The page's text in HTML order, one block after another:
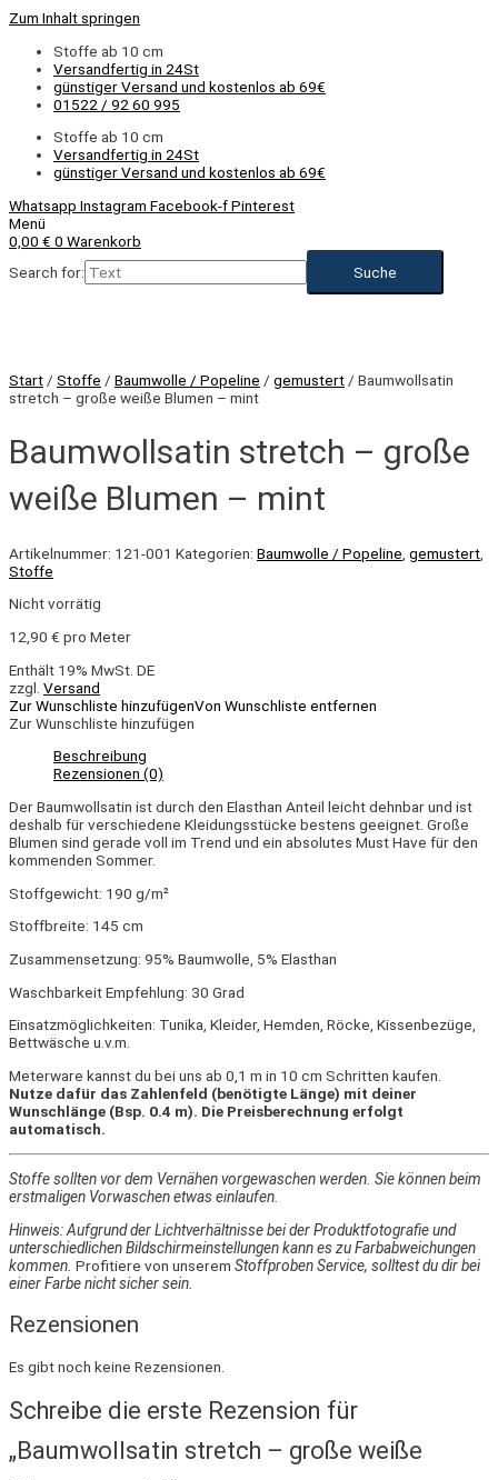
Zum Inhalt springen
Stoffe ab 10 cm
Versandfertig in 24St
günstiger Versand und kostenlos ab 69€
01522 / 92 60 995
Stoffe ab 10 cm
Versandfertig in 24St
günstiger Versand und kostenlos ab 69€
Whatsapp Instagram Facebook-fPinterest
Menü
0,00 € 0 Warenkorb
Search for:
Start / Stoffe / Baumwolle / Popeline / gemustert / Baumwollsatin
stretch – große weiße Blumen – mint
Baumwollsatin stretch – große
weiße Blumen – mint
Artikelnummer: 121-001 Kategorien: Baumwolle / Popeline gemustert
Stoffe
Nicht vorrätig
12,90 € pro Meter
Enthält 19% MwSt. DE
zzgl. Versand
Zur Wunschliste hinzufügenVon Wunschliste entfernen
Zur Wunschliste hinzufügen
Beschreibung
Rezensionen (0)
Der Baumwollsatin ist durch den Elasthan Anteil leicht dehnbar und ist
deshalb für verschiedene Kleidungsstücke bestens geeignet. Große
Blumen sind gerade voll im Trend und ein absolutes Must Have für den
kommenden Sommer.
Stoffgewicht: 190 g/m²
Stoffbreite: 145 cm
Zusammensetzung: 95% Baumwolle, 5% Elasthan
Waschbarkeit Empfehlung: 30 Grad
Einsatzmöglichkeiten: Tunika, Kleider, Hemden, Röcke, Kissenbezüge,
Bettwäsche u.v.m.
Meterware kannst du bei uns ab 0,1 m in 10 cm Schritten kaufen.
Nutze dafür das Zahlenfeld (benötigte Länge) mit deiner
Wunschlänge (Bsp. 0.4 m). Die Preisberechnung erfolgt
automatisch.
Stoffe sollten vor dem Vernähen vorgewaschen werden. Sie können beim
erstmaligen Vorwaschen etwas einlaufen.
Hinweis: Aufgrund der Lichtverhältnisse bei der Produktfotografie und
unterschiedlichen Bildschirmeinstellungen kann es zu Farbabweichungen
kommen. Profitiere von unserem Stoffproben Service, solltest du dir bei
einer Farbe nicht sicher sein.
Rezensionen
Es gibt noch keine Rezensionen.
Schreibe die erste Rezension für
„Baumwollsatin stretch – große weiße